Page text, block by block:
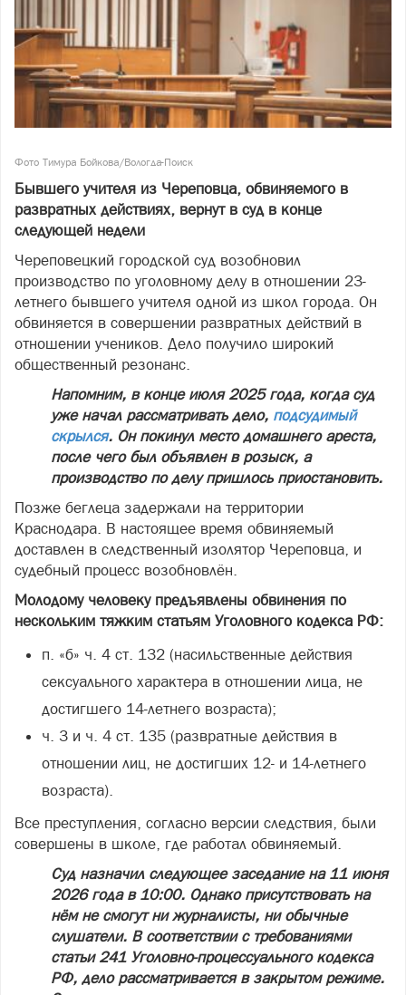
Фото Тимура Бойкова/Вологда-Поиск
Бывшего учителя из Череповца, обвиняемого в
развратных действиях, вернут в суд в конце
следующей недели
Череповецкий городской суд возобновил
производство по уголовному делу в отношении 23-
летнего бывшего учителя одной из школ города. Он
обвиняется в совершении развратных действий в
отношении учеников. Дело получило широкий
общественный резонанс.
Напомним, в конце июля 2025 года, когда суд
уже начал рассматривать дело, подсудимый
скрылся. Он покинул место домашнего ареста,
после чего был объявлен в розыск, а
производство по делу пришлось приостановить.
Позже беглеца задержали на территории
Краснодара. В настоящее время обвиняемый
доставлен в следственный изолятор Череповца, и
судебный процесс возобновлён.
Молодому человеку предъявлены обвинения по
нескольким тяжким статьям Уголовного кодекса РФ:
п. «б» ч. 4 ст. 132 (насильственные действия
сексуального характера в отношении лица, не
достигшего 14-летнего возраста);
ч. 3 и ч. 4 ст. 135 (развратные действия в
отношении лиц, не достигших 12- и 14-летнего
возраста).
Все преступления, согласно версии следствия, были
совершены в школе, где работал обвиняемый.
Суд назначил следующее заседание на 11 июня
2026 года в 10:00. Однако присутствовать на
нём не смогут ни журналисты, ни обычные
слушатели. В соответствии с требованиями
статьи 241 Уголовно-процессуального кодекса
РФ, дело рассматривается в закрытом режиме.